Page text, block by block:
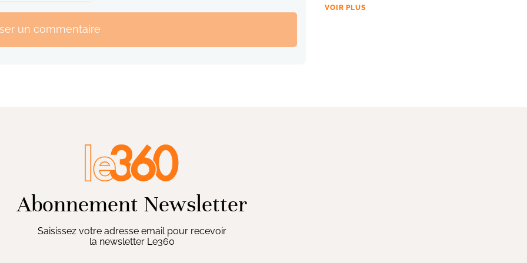
un commentaire
VOIR PLUS
Abonnement Newsletter
Saisissez votre adresse email pour recevoir
la newsletter Le360